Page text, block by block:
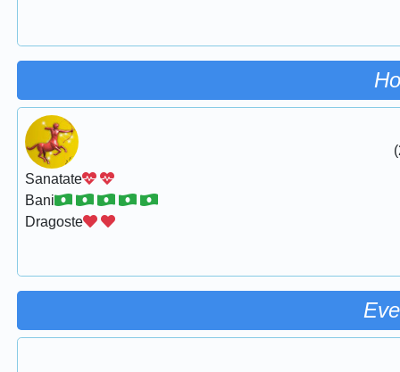
Sanatate
Bani
Dragoste